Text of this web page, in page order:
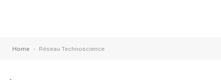
Home - Réseau Technoscience